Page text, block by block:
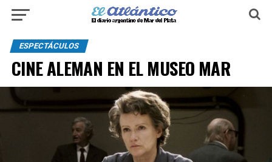
ESPECTÁCULOS
CINE ALEMAN EN EL MUSEO MAR